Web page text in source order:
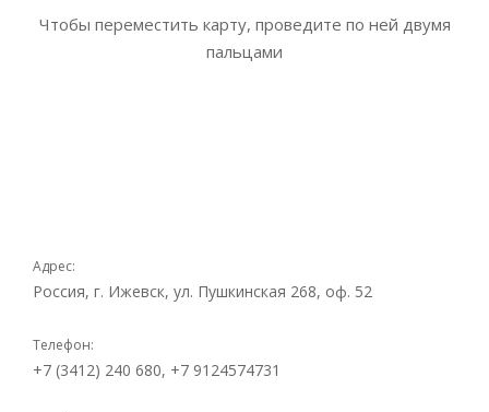
Чтобы переместить карту, проведите по ней двумя
пальцами
Адрес:
Россия, г. Ижевск, ул. Пушкинская 268, оф. 52
Телефон:
+7 (3412) 240 680, +7 9124574731